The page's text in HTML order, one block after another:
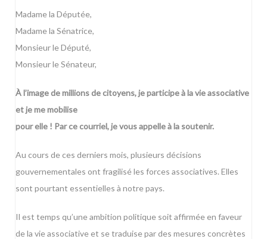
Madame la Députée,
Madame la Sénatrice,
Monsieur le Député,
Monsieur le Sénateur,
À l’image de millions de citoyens, je participe à la vie associative
et je me mobilise
pour elle ! Par ce courriel, je vous appelle à la soutenir.
Au cours de ces derniers mois, plusieurs décisions
gouvernementales ont fragilisé les forces associatives. Elles
sont pourtant essentielles à notre pays.
Il est temps qu’une ambition politique soit affirmée en faveur
de la vie associative et se traduise par des mesures concrètes